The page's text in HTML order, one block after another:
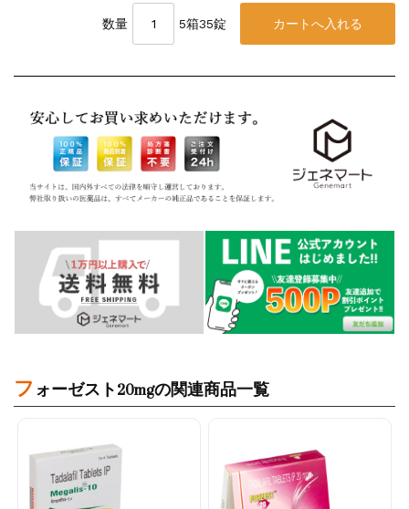
数量 5箱35錠
フォーゼスト20mgの関連商品一覧